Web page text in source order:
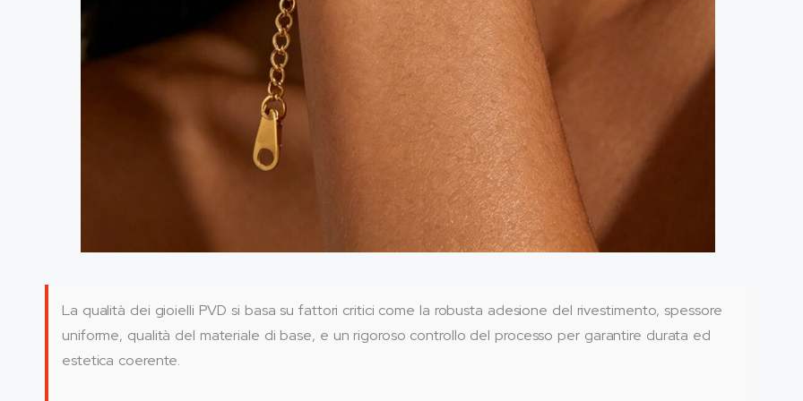
La qualità dei gioielli PVD si basa su fattori critici come la robusta adesione del rivestimento, spessore
uniforme, qualità del materiale di base, e un rigoroso controllo del processo per garantire durata ed
estetica coerente.